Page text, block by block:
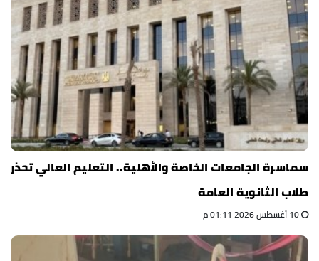
سماسرة الجامعات الخاصة والأهلية.. التعليم العالي تحذر
طلاب الثانوية العامة